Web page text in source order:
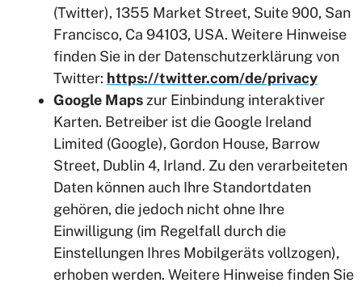
(Twitter), 1355 Market Street, Suite 900, San
Francisco, Ca 94103, USA. Weitere Hinweise
finden Sie in der Datenschutzerklärung von
Twitter: https://twitter.com/de/privacy
Google Maps zur Einbindung interaktiver
Karten. Betreiber ist die Google Ireland
Limited (Google), Gordon House, Barrow
Street, Dublin 4, Irland. Zu den verarbeiteten
Daten können auch Ihre Standortdaten
gehören, die jedoch nicht ohne Ihre
Einwilligung (im Regelfall durch die
Einstellungen Ihres Mobilgeräts vollzogen),
erhoben werden. Weitere Hinweise finden Sie